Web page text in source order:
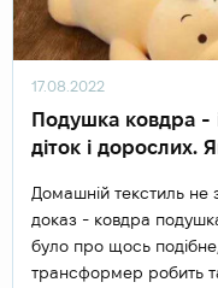
17.08.2022
Подушка ковдра -
діток і дорослих.
Домашній текстиль
доказ - ковдра
було про щось
трансформер робить